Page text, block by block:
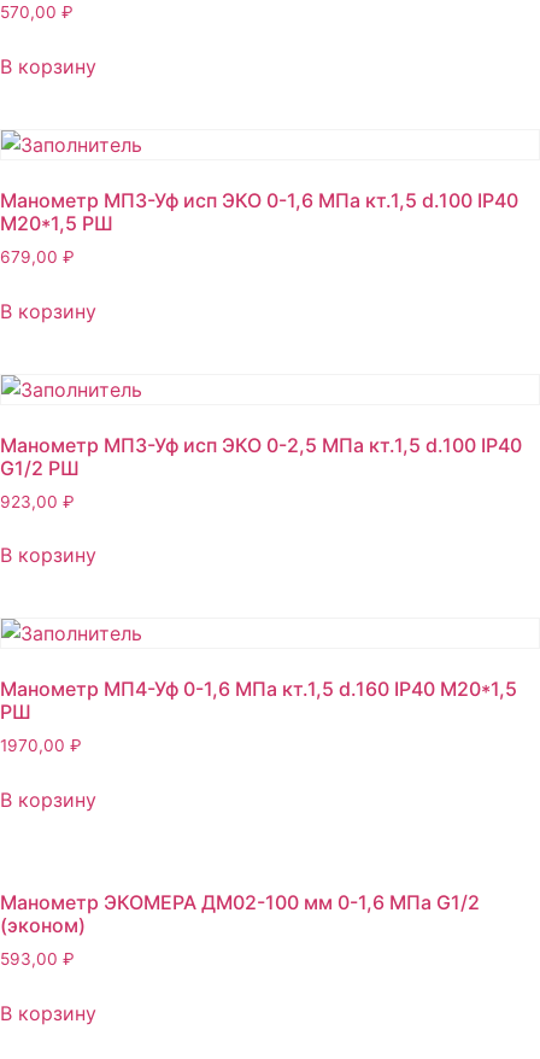
570,00 ₽
В корзину
Манометр МП3-Уф исп ЭКО 0-1,6 МПа кт.1,5 d.100 IP40
М20*1,5 РШ
679,00 ₽
В корзину
Манометр МП3-Уф исп ЭКО 0-2,5 МПа кт.1,5 d.100 IP40
G1/2 РШ
923,00 ₽
В корзину
Манометр МП4-Уф 0-1,6 МПа кт.1,5 d.160 IP40 M20*1,5
РШ
1970,00 ₽
В корзину
Манометр ЭКОМЕРА ДМ02-100 мм 0-1,6 МПа G1/2
(эконом)
593,00 ₽
В корзину